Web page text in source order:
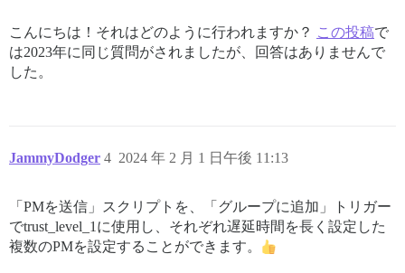
こんにちは！それはどのように行われますか？ この投稿で
は2023年に同じ質問がされましたが、回答はありませんで
した。
JammyDodger 2024 年 2 月 1 日午後 11:13
4
「PMを送信」スクリプトを、「グループに追加」トリガー
でtrust_level_1に使用し、それぞれ遅延時間を長く設定した
複数のPMを設定することができます。